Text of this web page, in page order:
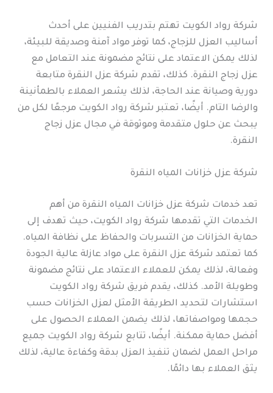
شركة رواد الكويت تهتم بتدريب الفنيين على أحدث
أساليب العزل للزجاج، كما توفر مواد آمنة وصديقة للبيئة،
لذلك يمكن الاعتماد على نتائج مضمونة عند التعامل مع
عزل زجاج النقرة. كذلك، تقدم شركة عزل النقرة متابعة
دورية وصيانة عند الحاجة، لذلك يشعر العملاء بالطمأنينة
والرضا التام. أيضًا، تعتبر شركة رواد الكويت مرجعًا لكل من
يبحث عن حلول متقدمة وموثوقة في مجال عزل زجاج
النقرة.
شركة عزل خزانات المياه النقرة
تعد خدمات شركة عزل خزانات المياه النقرة من أهم
الخدمات التي تقدمها شركة رواد الكويت، حيث تهدف إلى
حماية الخزانات من التسربات والحفاظ على نظافة المياه.
كما تعتمد شركة عزل النقرة على مواد عازلة عالية الجودة
وفعالة، لذلك يمكن للعملاء الاعتماد على نتائج مضمونة
وطويلة الأمد. كذلك، يقدم فريق شركة رواد الكويت
استشارات لتحديد الطريقة الأمثل لعزل الخزانات حسب
حجمها ومواصفاتها، لذلك يضمن العملاء الحصول على
أفضل حماية ممكنة. أيضًا، تتابع شركة رواد الكويت جميع
مراحل العمل لضمان تنفيذ العزل بدقة وكفاءة عالية، لذلك
يثق العملاء بها دائمًا.